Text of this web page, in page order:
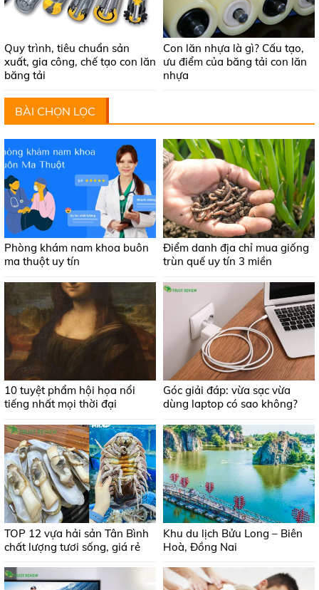
Quy trình, tiêu chuẩn sản
xuất, gia công, chế tạo con lăn
băng tải
Con lăn nhựa là gì? Cấu tạo,
ưu điểm của băng tải con lăn
nhựa
BÀI CHỌN LỌC
Phòng khám nam khoa buôn
ma thuột uy tín
Điểm danh địa chỉ mua giống
trùn quế uy tín 3 miền
10 tuyệt phẩm hội họa nổi
tiếng nhất mọi thời đại
Góc giải đáp: vừa sạc vừa
dùng laptop có sao không?
TOP 12 vựa hải sản Tân Bình
chất lượng tươi sống, giá rẻ
Khu du lịch Bửu Long – Biên
Hoà, Đồng Nai